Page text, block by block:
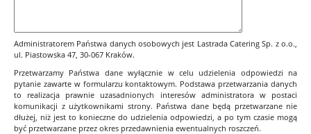
Administratorem Państwa danych osobowych jest Lastrada Catering Sp. z o.o.,
ul. Piastowska 47, 30-067 Kraków.
Przetwarzamy Państwa dane wyłącznie w celu udzielenia odpowiedzi na
pytanie zawarte w formularzu kontaktowym. Podstawa przetwarzania danych
to realizacja prawnie uzasadnionych interesów administratora w postaci
komunikacji z użytkownikami strony. Państwa dane będą przetwarzane nie
dłużej, niż jest to konieczne do udzielenia odpowiedzi, a po tym czasie mogą
być przetwarzane przez okres przedawnienia ewentualnych roszczeń.